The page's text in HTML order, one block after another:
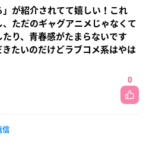
」が紹介されてて嬉しい！これ
ただのギャグアニメじゃなくて
り、青春感がたまらないです
たいのだけどラブコメ系はやは
0
信